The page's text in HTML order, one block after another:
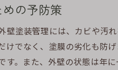
静岡
美し
メン
の予防策
壁塗装管理には、カビや汚
けでなく、塗膜の劣化も防
す。また、外壁の状態は年